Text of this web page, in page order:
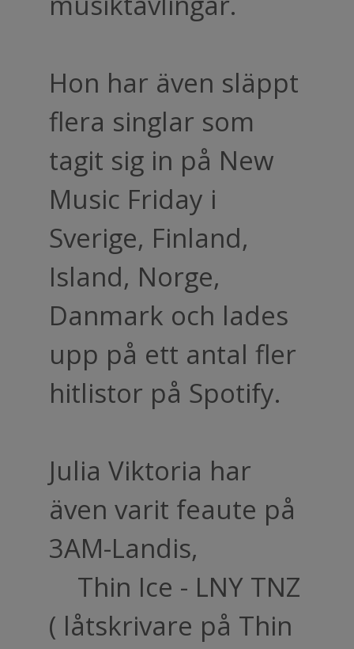
Hon har även släppt
flera singlar som
tagit sig in på New
Music Friday i
Sverige, Finland,
Island, Norge,
Danmark och lades
upp på ett antal fler
hitlistor på Spotify.
Julia Viktoria har
även varit feaute på
3AM-Landis,
Thin Ice - LNY TNZ
( låtskrivare på Thin